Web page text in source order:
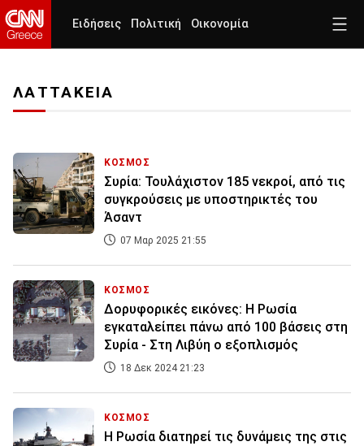
Ειδήσεις Πολιτική Οικονομία
ΛΑΤΤΑΚΕΙΑ
ΚΟΣΜΟΣ
Συρία: Τουλάχιστον 185 νεκροί, από τις
συγκρούσεις με υποστηρικτές του
Άσαντ
07 Μαρ 2025 21:55
ΚΟΣΜΟΣ
Δορυφορικές εικόνες: Η Ρωσία
εγκαταλείπει πάνω από 100 βάσεις στη
Συρία - Στη Λιβύη ο εξοπλισμός
18 Δεκ 2024 21:23
ΚΟΣΜΟΣ
Η Ρωσία διατηρεί τις δυνάμεις της στις